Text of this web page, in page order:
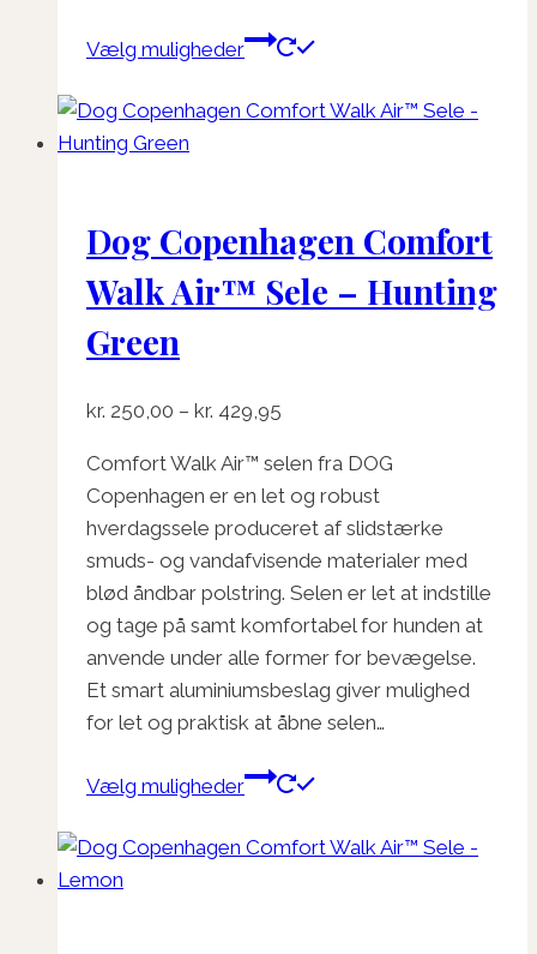
Vælg muligheder
Dette
har
kan
vælges
på
Dog Copenhagen Comfort
Walk Air™ Sele – Hunting
Green
kr. 250,00 – kr. 429,95
til
kr. 429,95
Comfort Walk Air™ selen fra DOG
Copenhagen er en let og robust
hverdagssele produceret af slidstærke
smuds- og vandafvisende materialer med
blød åndbar polstring. Selen er let at indstille
og tage på samt komfortabel for hunden at
anvende under alle former for bevægelse.
Et smart aluminiumsbeslag giver mulighed
for let og praktisk at åbne selen…
Vælg muligheder
Dette
har